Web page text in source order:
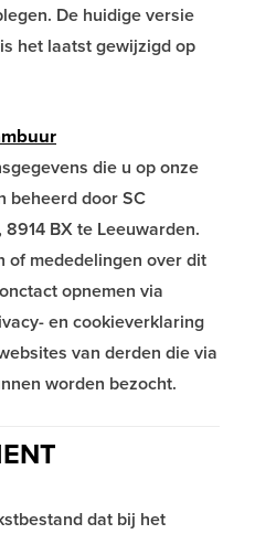
De huidige versie
het laatst gewijzigd op
die u op onze
beheerd door SC
BX te Leeuwarden.
of mededelingen over dit
opnemen via
en cookieverklaring
van derden die via
worden bezocht.
dat bij het